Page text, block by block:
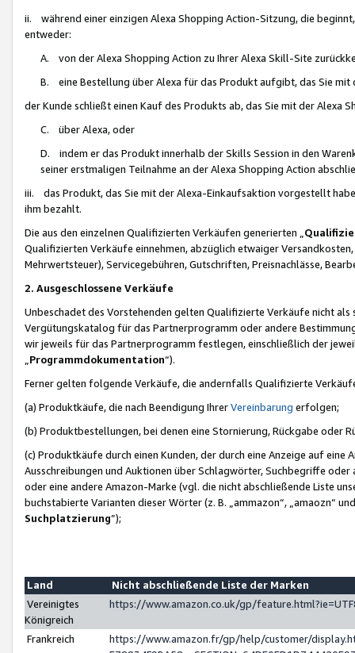
ii. während einer einzigen Alexa Shopping Action-Sitzung, die
entweder:
A. von der Alexa Shopping Action zu Ihrer Alexa Skill-Site
B. eine Bestellung über Alexa für das Produkt aufgibt, das Sie mit
der Kunde schließt einen Kauf des Produkts ab, das Sie mit der Alexa
C. über Alexa, oder
D. indem er das Produkt innerhalb der Skills Session in den
seiner erstmaligen Teilnahme an der Alexa Shopping Action
iii. das Produkt, das Sie mit der Alexa-Einkaufsaktion vorgestellt
ihm bezahlt.
Die aus den einzelnen Qualifizierten Verkäufen generierten „
Qualifizierten Verkäufe einnehmen, abzüglich etwaiger
Mehrwertsteuer), Servicegebühren, Gutschriften, Preisnachlässe,
2. Ausgeschlossene Verkäufe
Unbeschadet des Vorstehenden gelten Qualifizierte Verkäufe nicht
Vergütungskatalog für das Partnerprogramm oder andere
wir jeweils für das Partnerprogramm festlegen, einschließlich der
Programmdokumentation“).
Ferner gelten folgende Verkäufe, die andernfalls Qualifizierte
(a) Produktkäufe, die nach Beendigung IhrerVereinbarung erfolgen;
(b) Produktbestellungen, bei denen eine Stornierung, Rückgabe oder
(c) Produktkäufe durch einen Kunden, der durch eine Anzeige auf
Ausschreibungen und Auktionen über Schlagwörter, Suchbegriffe
oder eine andere Amazon-Marke (vgl. die nicht abschließende Liste
buchstabierte Varianten dieser Wörter (z. B. „ammazon“, „amaozn“
Suchplatzierung”);
Land
Nicht abschließende Liste der Marken
Vereinigtes
Königreich
https://www.amazon.co.uk/gp/
Frankreich
https://www.amazon.fr/gp/help/customer/